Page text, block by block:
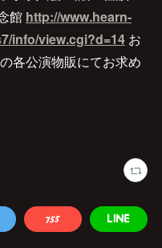
館 http://www.hearn-
info/view.cgi?d=14お
各公演物販にてお求め